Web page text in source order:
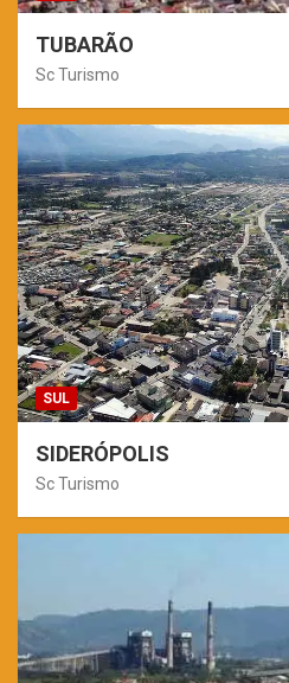
TUBARÃO
Sc Turismo
SUL
SIDERÓPOLIS
Sc Turismo